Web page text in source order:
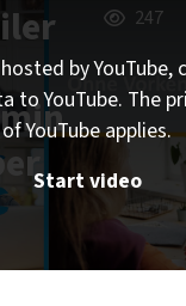
247
by YouTube,
to YouTube. The
of YouTube applies.
Start video